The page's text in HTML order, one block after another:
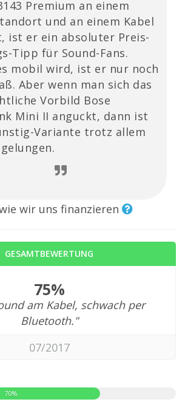
Premium an einem
und an einem Kabel
ist er ein absoluter Preis-
Tipp für Sound-Fans.
mobil wird, ist er nur noch
Aber wenn man sich das
Vorbild Bose
Mini II anguckt, dann ist
Variante trotz allem
wir uns finanzieren
GESAMTBEWERTUNG
75%
am Kabel, schwach per
Bluetooth."
07/2017
70%